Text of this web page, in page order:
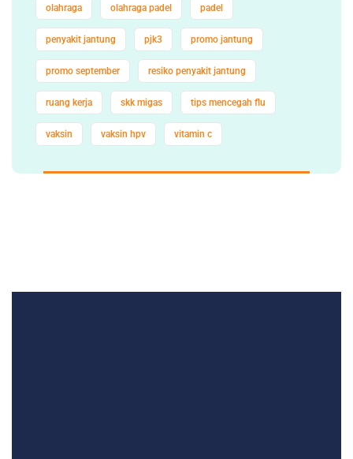
olahraga olahraga padel padel
penyakit jantung pjk3 promo jantung
promo september resiko penyakit jantung
ruang kerja skk migas tips mencegah flu
vaksin vaksin hpv vitamin c